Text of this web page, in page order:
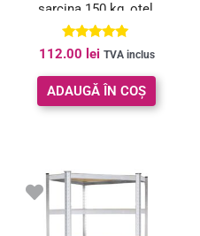
sarcina 150 kg, otel,
50x60x44cm, gri si negru
Evaluat la
5.00
din 5
112.00 lei TVA inclus
ADAUGĂ ÎN COȘ